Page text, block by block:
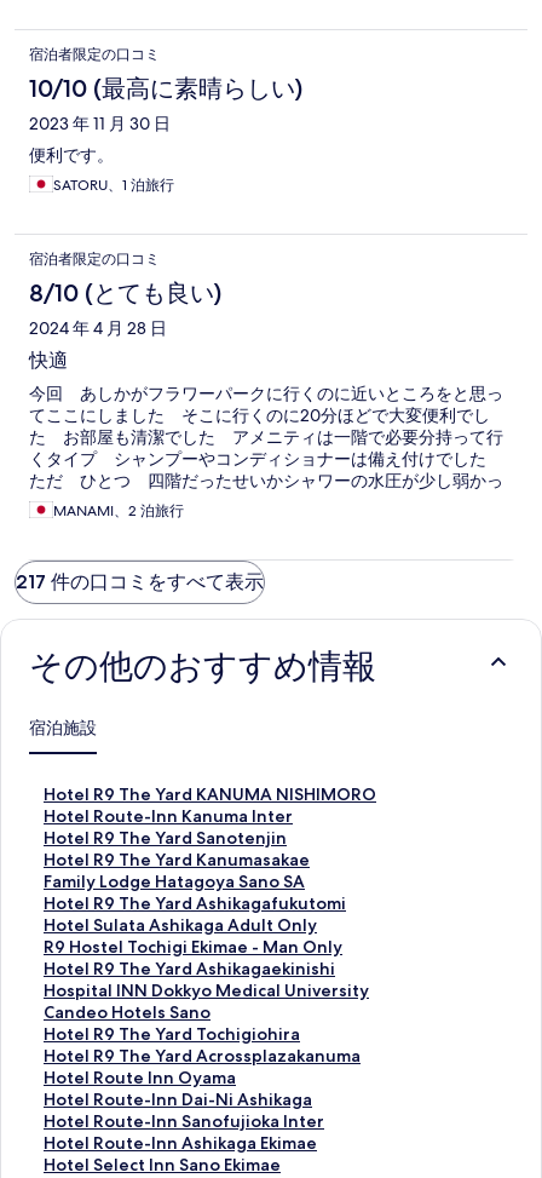
宿泊者限定の口コミ
10/10 (最高に素晴らしい)
2023 年 11 月 30 日
便利です。
SATORU、1 泊旅行
宿泊者限定の口コミ
8/10 (とても良い)
2024 年 4 月 28 日
快適
今回 あしかがフラワーパークに行くのに近いところをと思っ
てここにしました そこに行くのに20分ほどで大変便利でし
た お部屋も清潔でした アメニティは一階で必要分持って行
くタイプ シャンプーやコンディショナーは備え付けでした
ただ ひとつ 四階だったせいかシャワーの水圧が少し弱かっ
たのが 満点をつけなかった理由です 朝食もいただきまし
た 連泊すると 毎朝同じメニューのホテルが多い中 こちら
10分で行けたので 最高に楽しめました ただ5月で閉められる
そうなので残念です 藤の花を見に行く時の定宿にしようと思
うくらい快適でした
MANAMI、2 泊旅行
217 件の口コミをすべて表示
その他のおすすめ情報
宿泊施設
Hotel R9 The Yard KANUMA NISHIMORO
H
o
t
e
l
R
9
T
h
e
Y
a
r
d
K
A
N
U
Hotel Route-Inn Kanuma Inter
H
o
t
e
l
R
o
u
t
e
-
I
n
n
K
a
n
Hotel R9 The Yard Sanotenjin
H
o
t
e
l
R
9
T
h
e
Y
a
r
d
S
a
Hotel R9 The Yard Kanumasakae
H
o
t
e
l
R
9
T
h
e
Y
a
r
d
K
Family Lodge Hatagoya Sano SA
F
a
m
i
l
y
L
o
d
g
e
H
a
t
Hotel R9 The Yard Ashikagafukutomi
H
o
t
e
l
R
9
T
h
e
Y
a
r
Hotel Sulata Ashikaga Adult Only
H
o
t
e
l
S
u
l
a
t
a
A
R9 Hostel Tochigi Ekimae - Man Only
R
9
H
o
s
t
e
l
T
o
c
Hotel R9 The Yard Ashikagaekinishi
H
o
t
e
l
R
9
T
h
e
Hospital INN Dokkyo Medical University
H
o
s
p
i
t
a
l
I
Candeo Hotels Sano
C
a
n
d
e
o
H
o
Hotel R9 The Yard Tochigiohira
H
o
t
e
l
R
9
Hotel R9 The Yard Acrossplazakanuma
H
o
t
e
l
R
Hotel Route Inn Oyama
H
o
t
e
l
Hotel Route-Inn Dai-Ni Ashikaga
H
o
t
e
Hotel Route-Inn Sanofujioka Inter
H
o
t
Hotel Route-Inn Ashikaga Ekimae
H
o
Hotel Select Inn Sano Ekimae
H